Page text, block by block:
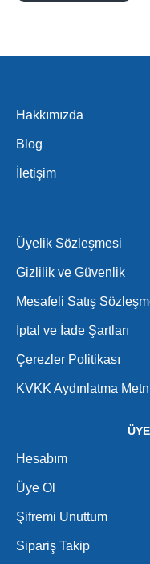
Hakkımızda
Blog
İletişim
Üyelik Sözleşmesi
Gizlilik ve Güvenlik
Mesafeli Satış
İptal ve İade Şartları
Çerezler Politikası
KVKK Aydınlatma
Hesabım
Üye Ol
Şifremi Unuttum
Sipariş Takip